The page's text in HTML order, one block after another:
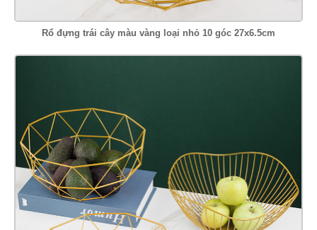
Rổ đựng trái cây màu vàng loại nhỏ 10 góc 27x6.5cm